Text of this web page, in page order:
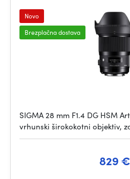
Novo
Brezplačna dostava
SIGMA 28 mm F1.4 DG HSM
vrhunski širokokotni objektiv,
829 €